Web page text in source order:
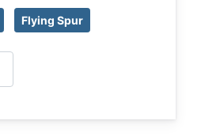
Flying Spur